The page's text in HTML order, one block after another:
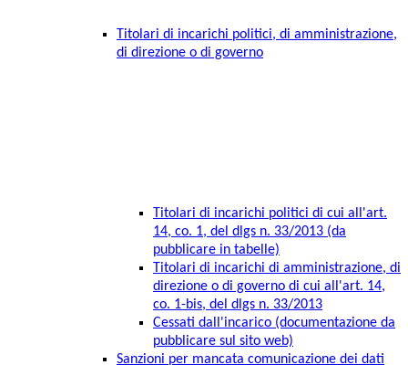
Titolari di incarichi politici, di amministrazione,
di direzione o di governo
Titolari di incarichi politici di cui all'art.
14, co. 1, del dlgs n. 33/2013 (da
pubblicare in tabelle)
Titolari di incarichi di amministrazione, di
direzione o di governo di cui all'art. 14,
co. 1-bis, del dlgs n. 33/2013
Cessati dall'incarico (documentazione da
pubblicare sul sito web)
Sanzioni per mancata comunicazione dei dati